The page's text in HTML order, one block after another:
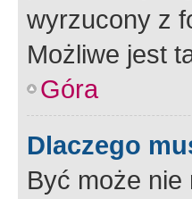
wyrzucony z
Możliwe jest
Góra
Dlaczego
Być może